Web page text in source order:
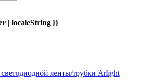
| localeString }}
ленты/трубки Arlight